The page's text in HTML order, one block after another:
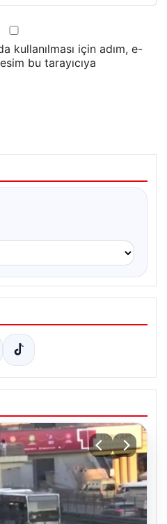
kullanılması için adım, e-
bu tarayıcıya